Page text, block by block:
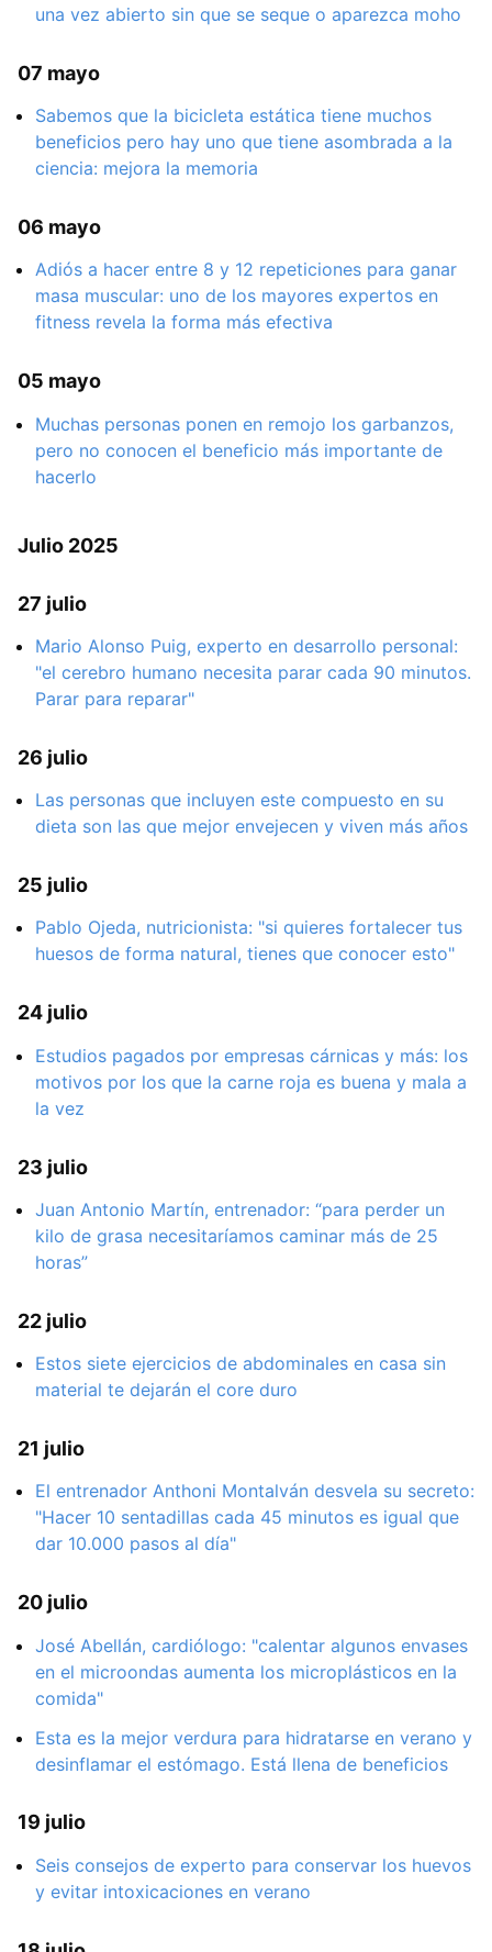
una vez abierto sin que se seque o aparezca moho
07 mayo
Sabemos que la bicicleta estática tiene muchos
beneficios pero hay uno que tiene asombrada a la
ciencia: mejora la memoria
06 mayo
Adiós a hacer entre 8 y 12 repeticiones para ganar
masa muscular: uno de los mayores expertos en
fitness revela la forma más efectiva
05 mayo
Muchas personas ponen en remojo los garbanzos,
pero no conocen el beneficio más importante de
hacerlo
Julio 2025
27 julio
Mario Alonso Puig, experto en desarrollo personal:
"el cerebro humano necesita parar cada 90 minutos.
Parar para reparar"
26 julio
Las personas que incluyen este compuesto en su
dieta son las que mejor envejecen y viven más años
25 julio
Pablo Ojeda, nutricionista: "si quieres fortalecer tus
huesos de forma natural, tienes que conocer esto"
24 julio
Estudios pagados por empresas cárnicas y más: los
motivos por los que la carne roja es buena y mala a
la vez
23 julio
Juan Antonio Martín, entrenador: “para perder un
kilo de grasa necesitaríamos caminar más de 25
horas”
22 julio
Estos siete ejercicios de abdominales en casa sin
material te dejarán el core duro
21 julio
El entrenador Anthoni Montalván desvela su secreto:
"Hacer 10 sentadillas cada 45 minutos es igual que
dar 10.000 pasos al día"
20 julio
José Abellán, cardiólogo: "calentar algunos envases
en el microondas aumenta los microplásticos en la
comida"
Esta es la mejor verdura para hidratarse en verano y
desinflamar el estómago. Está llena de beneficios
19 julio
Seis consejos de experto para conservar los huevos
y evitar intoxicaciones en verano